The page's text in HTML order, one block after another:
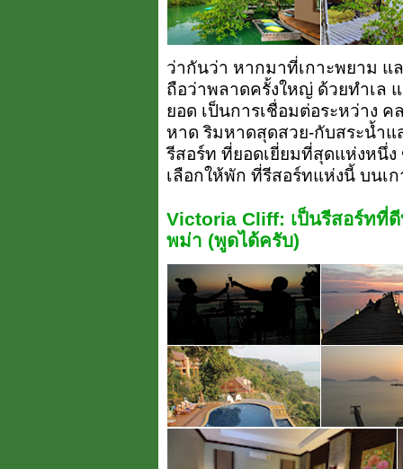
ว่ากันว่า หากมาที่เกาะพยาม
ถือว่าพลาดครั้งใหญ่ ด้วยทำเล
ยอด เป็นการเชื่อมต่อระหว่าง
หาด ริมหาดสุดสวย-กับสระน้ำแ
รีสอร์ท ที่ยอดเยี่ยมที่สุดแห่งหนึ่
เลือกให้พัก ที่รีสอร์ทแห่งนี้ บนเ
Victoria Cliff: เป็นรีสอร์ทที่
พม่า (พูดได้ครับ)